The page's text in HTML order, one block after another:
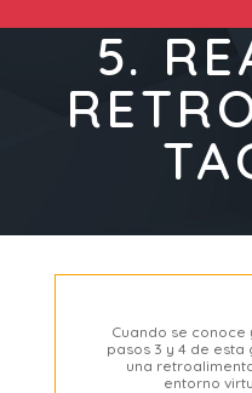
5.
Cuando se
pasos 3 y 4 de
una
entorno